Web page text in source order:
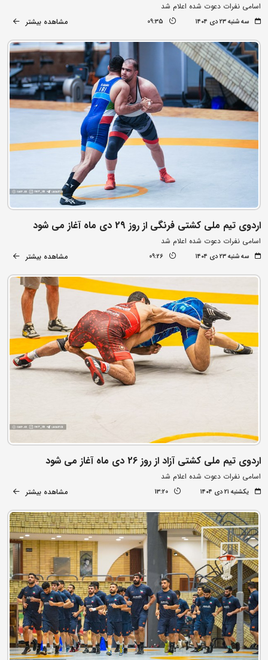
اسامی نفرات دعوت شده اعلام شد
سه شنبه ۲۳ دی ۱۴۰۴ 09:35 مشاهده بیشتر
اردوی تیم ملی کشتی فرنگی از روز 29 دی ماه آغاز می شود
اسامی نفرات دعوت شده اعلام شد
سه شنبه ۲۳ دی ۱۴۰۴ 09:26 مشاهده بیشتر
اردوی تیم ملی کشتی آزاد از روز 26 دی ماه آغاز می شود
اسامی نفرات دعوت شده اعلام شد
یکشنبه ۲۱ دی ۱۴۰۴ 13:20 مشاهده بیشتر